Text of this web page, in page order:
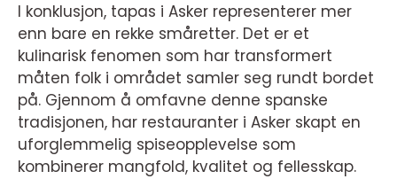
I konklusjon, tapas i Asker representerer mer
enn bare en rekke småretter. Det er et
kulinarisk fenomen som har transformert
måten folk i området samler seg rundt bordet
på. Gjennom å omfavne denne spanske
tradisjonen, har restauranter i Asker skapt en
uforglemmelig spiseopplevelse som
kombinerer mangfold, kvalitet og fellesskap.